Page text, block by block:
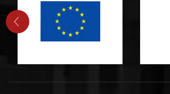
PŘEDCHOZÍ